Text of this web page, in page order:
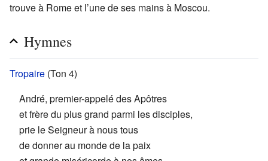
trouve à Rome et l’une de ses mains à Moscou.
Hymnes
Tropaire (Ton 4)
André, premier-appelé des Apôtres
et frère du plus grand parmi les disciples,
prie le Seigneur à nous tous
de donner au monde de la paix